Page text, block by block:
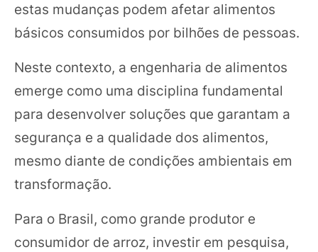
estas mudanças podem afetar alimentos
básicos consumidos por bilhões de pessoas.
Neste contexto, a engenharia de alimentos
emerge como uma disciplina fundamental
para desenvolver soluções que garantam a
segurança e a qualidade dos alimentos,
mesmo diante de condições ambientais em
transformação.
Para o Brasil, como grande produtor e
consumidor de arroz, investir em pesquisa,